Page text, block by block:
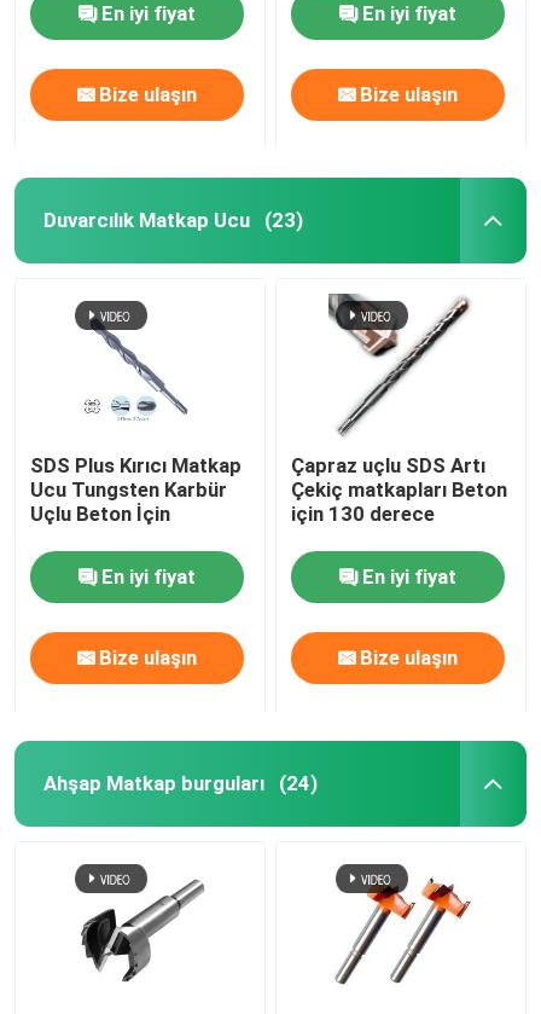
En iyi fiyat
Bize ulaşın
En iyi fiyat
Bize ulaşın
Duvarcılık Matkap Ucu (23)
SDS Plus Kırıcı Matkap
Ucu Tungsten Karbür
Uçlu Beton İçin
En iyi fiyat
Bize ulaşın
Çapraz uçlu SDS Artı
Çekiç matkapları Beton
için 130 derece
En iyi fiyat
Bize ulaşın
Ahşap Matkap burguları (24)